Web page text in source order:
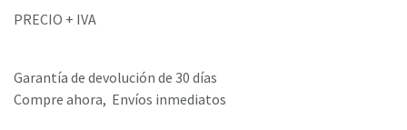
PRECIO + IVA
Garantía de devolución de 30 días
Compre ahora, Envíos inmediatos